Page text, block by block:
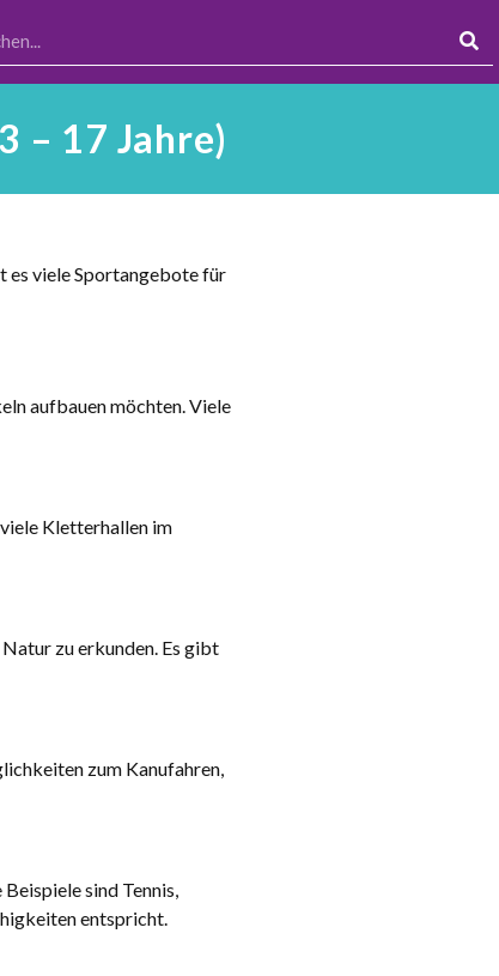
– 17 Jahre)
es viele Sportangebote für
aufbauen möchten. Viele
Kletterhallen im
zu erkunden. Es gibt
zum Kanufahren,
sind Tennis,
entspricht.